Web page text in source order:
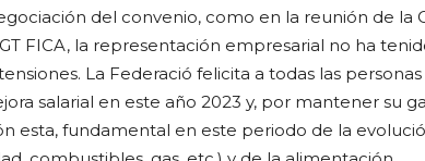
del convenio, como en la reunión de la
FICA, la representación empresarial no ha
La Federació felicita a todas las
salarial en este año 2023 y, por mantener su
esta, fundamental en este periodo de la